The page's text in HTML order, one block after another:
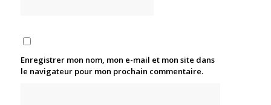
Enregistrer mon nom, mon e-mail et mon site dans
le navigateur pour mon prochain commentaire.